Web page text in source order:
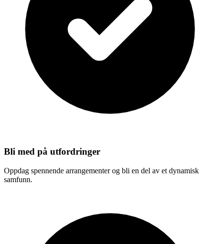
Bli med på utfordringer
Oppdag spennende arrangementer og bli en del av et dynamisk
samfunn.